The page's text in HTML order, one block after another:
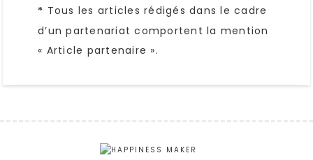
* Tous les articles rédigés dans le cadre
d’un partenariat comportent la mention
« Article partenaire ».